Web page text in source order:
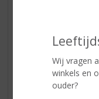
Wij vragen
winkels en
ouder?
SHOTJES
FRISDRANK
GLASWERK